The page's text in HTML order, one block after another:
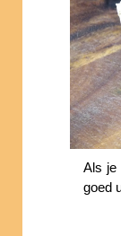
Als je
goed